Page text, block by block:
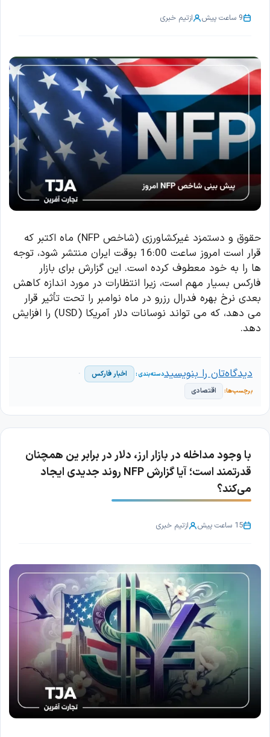
9 ساعت پیش ازتیم خبری
حقوق و دستمزد غیرکشاورزی (شاخص NFP) ماه اکتبر که
قرار است امروز ساعت 16:00 بوقت ایران منتشر شود، توجه
ها را به خود معطوف کرده است. این گزارش برای بازار
فارکس بسیار مهم است، زیرا انتظارات در مورد اندازه کاهش
بعدی نرخ بهره فدرال رزرو در ماه نوامبر را تحت تأثیر قرار
می دهد، که می تواند نوسانات دلار آمریکا (USD) را افزایش
دهد.
اخبار فارکس
اقتصادی
دیدگاه‌تان را بنویسید
با وجود مداخله در بازار ارز، دلار در برابر ین همچنان
قدرتمند است؛ آیا گزارش NFP روند جدیدی ایجاد
می‌کند؟
15 ساعت پیش ازتیم خبری